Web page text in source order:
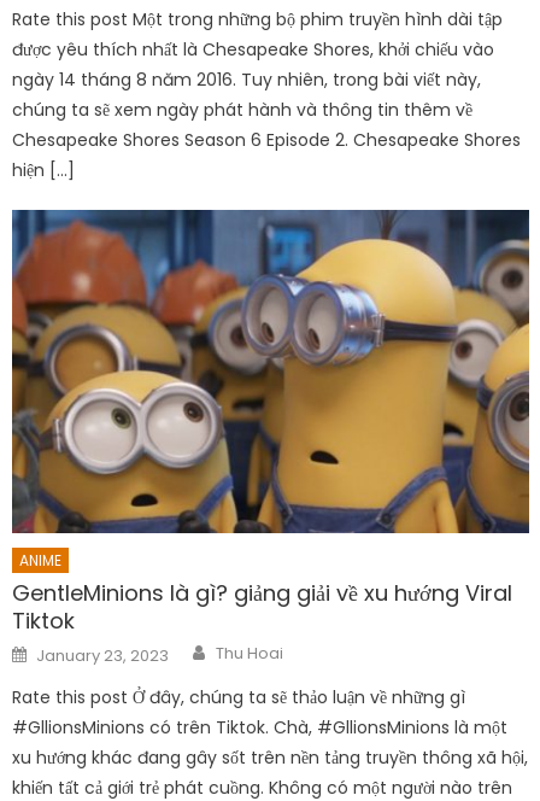
Rate this post Một trong những bộ phim truyền hình dài tập
được yêu thích nhất là Chesapeake Shores, khởi chiếu vào
ngày 14 tháng 8 năm 2016. Tuy nhiên, trong bài viết này,
chúng ta sẽ xem ngày phát hành và thông tin thêm về
Chesapeake Shores Season 6 Episode 2. Chesapeake Shores
hiện […]
ANIME
GentleMinions là gì? giảng giải về xu hướng Viral
Tiktok
Posted
on
January 23, 2023 Author
Thu Hoai
Rate this post Ở đây, chúng ta sẽ thảo luận về những gì
#GllionsMinions có trên Tiktok. Chà, #GllionsMinions là một
xu hướng khác đang gây sốt trên nền tảng truyền thông xã hội,
khiến tất cả giới trẻ phát cuồng. Không có một người nào trên